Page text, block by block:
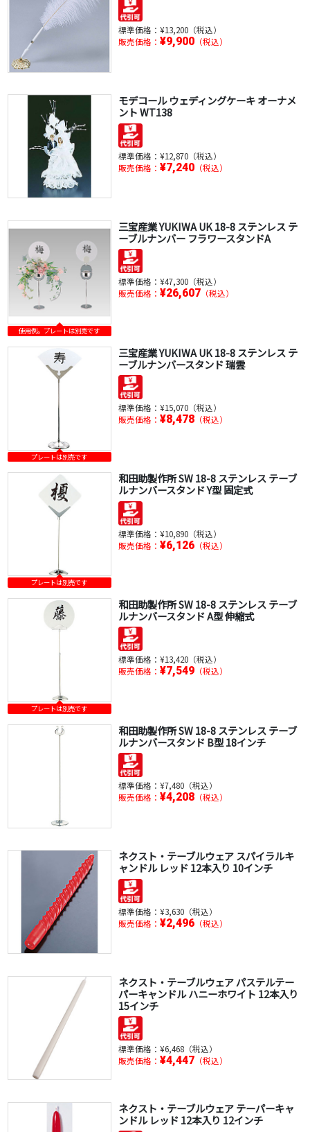
標準価格： ¥13,200（税込）
販売価格： ¥9,900（税込）
モデコール ウェディングケーキ オーナメ
ント WT138
標準価格： ¥12,870（税込）
販売価格： ¥7,240（税込）
使用例。プレートは別売です
三宝産業 YUKIWA UK 18-8 ステンレス テ
ーブルナンバー フラワースタンドA
標準価格： ¥47,300（税込）
販売価格： ¥26,607（税込）
プレートは別売です
三宝産業 YUKIWA UK 18-8 ステンレス テ
ーブルナンバースタンド 瑞雲
標準価格： ¥15,070（税込）
販売価格： ¥8,478（税込）
プレートは別売です
和田助製作所 SW 18-8 ステンレス テーブ
ルナンバースタンド Y型 固定式
標準価格： ¥10,890（税込）
販売価格： ¥6,126（税込）
プレートは別売です
和田助製作所 SW 18-8 ステンレス テーブ
ルナンバースタンド A型 伸縮式
標準価格： ¥13,420（税込）
販売価格： ¥7,549（税込）
和田助製作所 SW 18-8 ステンレス テーブ
ルナンバースタンド B型 18インチ
標準価格： ¥7,480（税込）
販売価格： ¥4,208（税込）
ネクスト・テーブルウェア スパイラルキ
ャンドル レッド 12本入り 10インチ
標準価格： ¥3,630（税込）
販売価格： ¥2,496（税込）
ネクスト・テーブルウェア パステルテー
パーキャンドル ハニーホワイト 12本入り
15インチ
標準価格： ¥6,468（税込）
販売価格： ¥4,447（税込）
ネクスト・テーブルウェア テーパーキャ
ンドル レッド 12本入り 12インチ